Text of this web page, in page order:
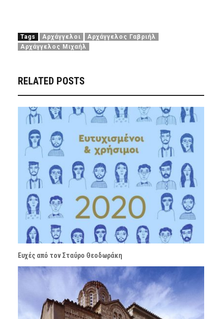
Tags Αρχάγγελοι
Αρχάγγελος Γαβριήλ
Αρχάγγελος Μιχαήλ
RELATED POSTS
Ευχές από τον Σταύρο Θεοδωράκη